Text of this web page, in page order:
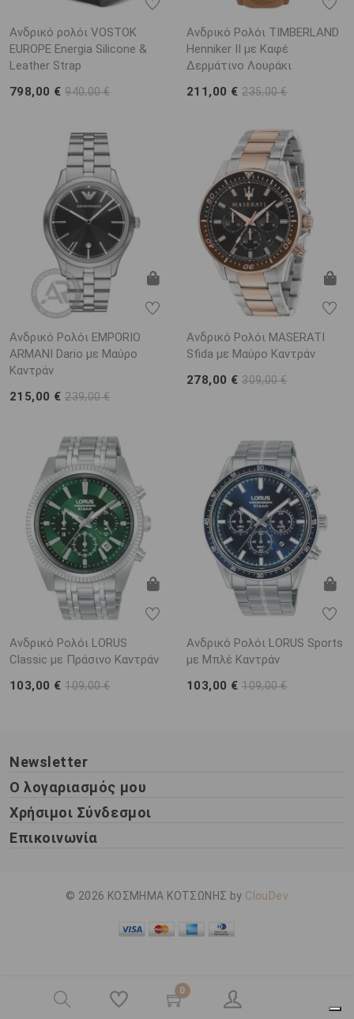
0
Ανδρικό ρολόι VOSTOK
EUROPE Energia Silicone &
Leather Strap
798,00 €940,00 €
Ανδρικό Ρολόι TIMBERLAND
Henniker II με Καφέ
Δερμάτινο Λουράκι
211,00 €235,00 €
Ανδρικό Ρολόι EMPORIO
ARΜΑΝΙ Dario με Μαύρο
Καντράν
215,00 €239,00 €
Ανδρικό Ρολόι MASERATI
Sfida με Μαύρο Καντράν
278,00 €309,00 €
Ανδρικό Ρολόι LORUS
Classic με Πράσινο Καντράν
103,00 €109,00 €
Ανδρικό Ρολόι LORUS Sports
με Μπλέ Καντράν
103,00 €109,00 €
Newsletter
Ο λογαριασμός μου
Χρήσιμοι Σύνδεσμοι
Επικοινωνία
© 2026 ΚΟΣΜΗΜΑ ΚΟΤΣΩΝΗΣ by ClouDev